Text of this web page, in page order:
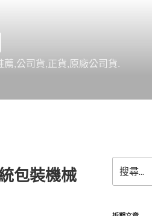
,公司貨,正貨,原廠公司貨.
包裝機械
尋
關